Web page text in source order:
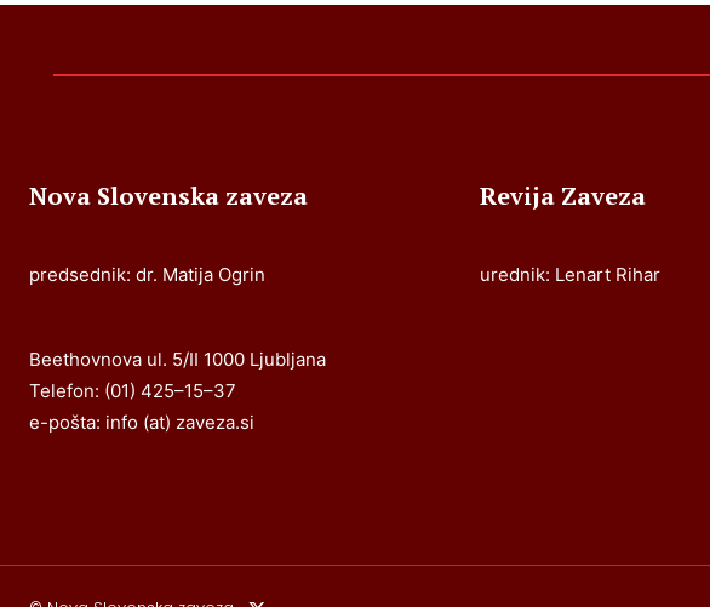
Nova Slovenska zaveza
predsednik: dr. Matija Ogrin
Beethovnova ul. 5/II 1000 Ljubljana
Telefon: (01) 425–15–37
e-pošta: info (at) zaveza.si
Revija Zaveza
urednik: Lenart Rihar